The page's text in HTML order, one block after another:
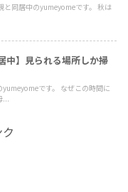
と同居中のyumeyomeです。 秋は
中】見られる場所しか掃
です。 なぜこの時間に
...